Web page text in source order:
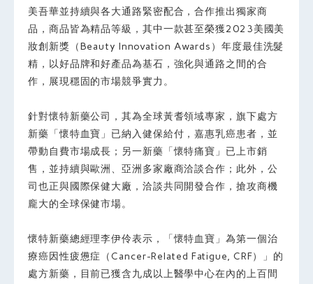
美吾華並持續與各大通路緊密配合，合作推出獨家商
品，商品皆為精品等級，其中一款甚至榮獲2023美國美
妝創新獎（Beauty Innovation Awards）年度最佳洗髮
精，以好品牌和好產品為基石，強化與通路之間的合
作，展現穩固的市場競爭實力。
針對懷特新藥公司，其為全球黃耆領域專家，旗下處方
新藥「懷特血寶」已納入健保給付，嘉惠乳癌患者，並
帶動自費市場成長；另一新藥「懷特痛寶」已上市銷
售，並持續與歐洲、亞洲多家廠商洽談合作；此外，公
司也正與國際保健大廠，洽談共同開發合作，搶攻商機
龐大的全球保健市場。
懷特新藥總經理李伊伶表示，「懷特血寶」為第一個治
療癌因性疲憊症（Cancer-Related Fatigue, CRF）」的
處方新藥，目前已獲含九成以上醫學中心在內的上百間